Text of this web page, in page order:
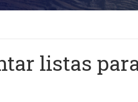
listas